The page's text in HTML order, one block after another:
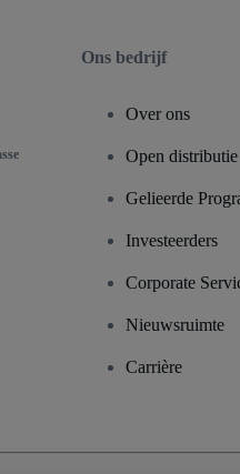
Ons bedrijf
Over ons
Open distributie
Gelieerde
Investeerders
Corporate
Nieuwsruimte
Carrière